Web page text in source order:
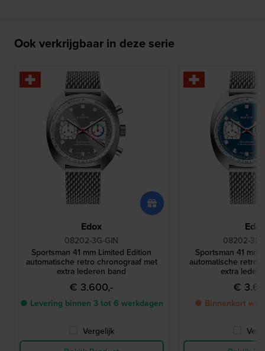
Ook verkrijgbaar in deze serie
Edox
08202-3G-GIN
Sportsman 41 mm Limited Edition
automatische retro chronograaf met
extra lederen band
€ 3.600,-
● Levering binnen 3 tot 6 werkdagen
Vergelijk
Edox
08202-
Sportsman 41 mm
automatische retro
extra
€
● Binnenkort